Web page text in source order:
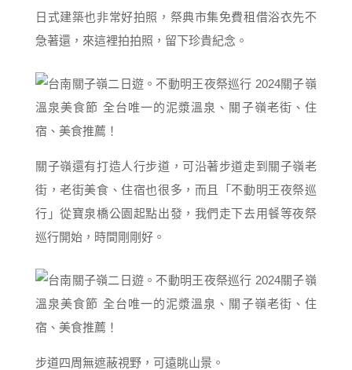
日式建築也非常好拍照，祭典市集免費租借浴衣先不
急著還，來這裡拍拍照，留下珍貴紀念。
關子嶺還有打造人行步道，可沿著步道走到關子嶺老
街，老街美食、住宿也很多，而且「不動明王夜祭巡
行」從寶泉橋公園起點出發，我們走下去用餐等夜祭
巡行開始，時間剛剛好。
步道四周無遮蔽視野，可遠眺山景。